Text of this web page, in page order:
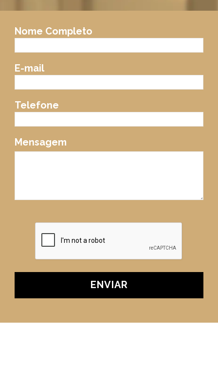
Nome Completo
E-mail
Telefone
Mensagem